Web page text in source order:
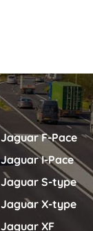
Jaguar F-Pace
Jaguar I-Pace
Jaguar S-type
Jaguar X-type
Jaguar XF